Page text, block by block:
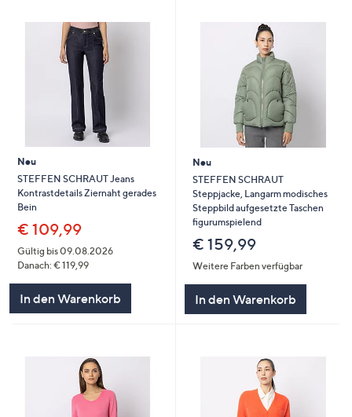
Neu
STEFFEN SCHRAUT Jeans
Kontrastdetails Ziernaht gerades
Bein
€ 109,99
Gültig bis 09.08.2026
Danach: € 119,99
In den Warenkorb
Neu
STEFFEN SCHRAUT
Steppjacke, Langarm modisches
Steppbild aufgesetzte Taschen
figurumspielend
€ 159,99
Weitere Farben verfügbar
In den Warenkorb